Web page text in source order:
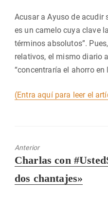
Acusar a Ayuso de acudir
es un camelo cuya clave
términos absolutos”.
relativos, el mismo diario
“concentraría el ahorro
(Entra aquí para leer el
Anterior
Entrada
Charlas con
dos chantajes»